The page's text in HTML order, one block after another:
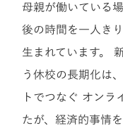
母親が働いている
後の時間を一人き
生まれています。
う休校の長期化は
トでつなぐ オンラ
たが、経済的事情